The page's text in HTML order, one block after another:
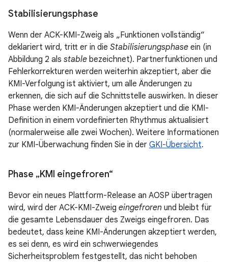
Stabilisierungsphase
Wenn der ACK-KMI-Zweig als „Funktionen vollständig“
deklariert wird, tritt er in die Stabilisierungsphase ein (in
Abbildung 2 als stable bezeichnet). Partnerfunktionen und
Fehlerkorrekturen werden weiterhin akzeptiert, aber die
KMI-Verfolgung ist aktiviert, um alle Änderungen zu
erkennen, die sich auf die Schnittstelle auswirken. In dieser
Phase werden KMI-Änderungen akzeptiert und die KMI-
Definition in einem vordefinierten Rhythmus aktualisiert
(normalerweise alle zwei Wochen). Weitere Informationen
zur KMI-Überwachung finden Sie in der GKI-Übersicht.
Phase „KMI eingefroren“
Bevor ein neues Plattform-Release an AOSP übertragen
wird, wird der ACK-KMI-Zweig eingefroren und bleibt für
die gesamte Lebensdauer des Zweigs eingefroren. Das
bedeutet, dass keine KMI-Änderungen akzeptiert werden,
es sei denn, es wird ein schwerwiegendes
Sicherheitsproblem festgestellt, das nicht behoben